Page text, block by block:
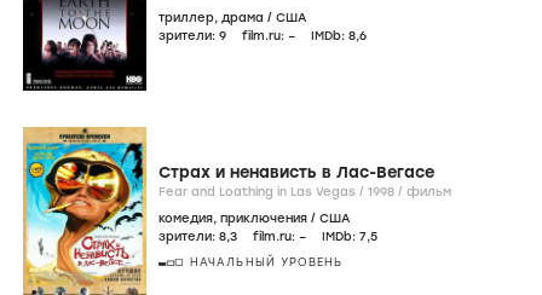
триллер, драма / США
зрители: 9 film.ru: – IMDb: 8,6
Страх и ненависть в Лас-Вегасе
Fear and Loathing in Las Vegas / 1998 / фильм
комедия, приключения / США
зрители: 8,3 film.ru: – IMDb: 7,5
НАЧАЛЬНЫЙ УРОВЕНЬ